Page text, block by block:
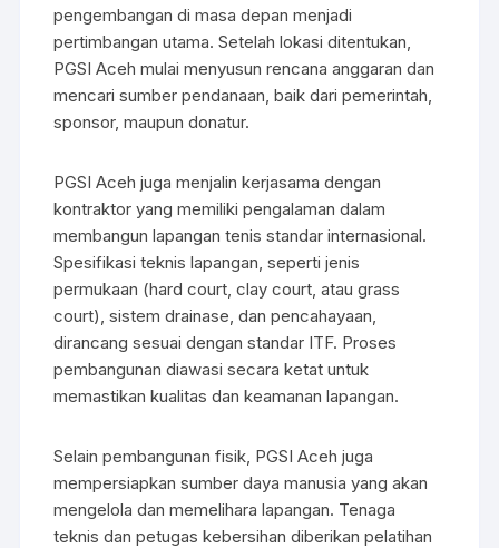
pengembangan di masa depan menjadi
pertimbangan utama. Setelah lokasi ditentukan,
PGSI Aceh mulai menyusun rencana anggaran dan
mencari sumber pendanaan, baik dari pemerintah,
sponsor, maupun donatur.
PGSI Aceh juga menjalin kerjasama dengan
kontraktor yang memiliki pengalaman dalam
membangun lapangan tenis standar internasional.
Spesifikasi teknis lapangan, seperti jenis
permukaan (hard court, clay court, atau grass
court), sistem drainase, dan pencahayaan,
dirancang sesuai dengan standar ITF. Proses
pembangunan diawasi secara ketat untuk
memastikan kualitas dan keamanan lapangan.
Selain pembangunan fisik, PGSI Aceh juga
mempersiapkan sumber daya manusia yang akan
mengelola dan memelihara lapangan. Tenaga
teknis dan petugas kebersihan diberikan pelatihan